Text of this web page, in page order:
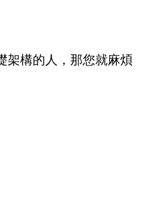
架構的人，那您就麻煩